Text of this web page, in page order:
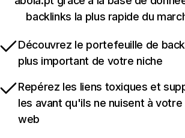
backlinks la plus rapide du
Découvrez le portefeuille de
plus important de votre niche
Repérez les liens toxiques et
les avant qu'ils ne nuisent à
web